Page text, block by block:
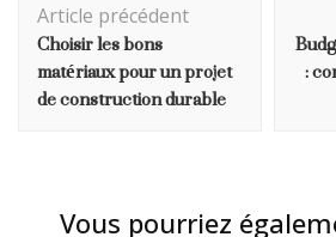
d'article
Article précédent
Choisir les bons
matériaux pour un projet
de construction durable
:
Vous pourriez